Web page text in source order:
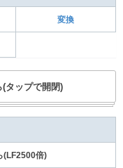
変換
タップで開閉)
(LF2500倍)